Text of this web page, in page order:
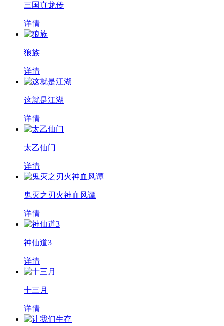
三国真龙传
详情
狼族
详情
这就是江湖
详情
太乙仙门
详情
鬼灭之刃火神血风谭
详情
神仙道3
详情
十三月
详情